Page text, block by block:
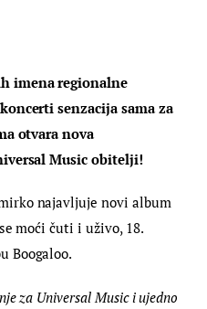
imena regionalne
senzacija sama za
otvara nova
Music obitelji!
najavljuje novi album
moći čuti i uživo, 18.
Boogaloo.
za Universal Music i ujedno